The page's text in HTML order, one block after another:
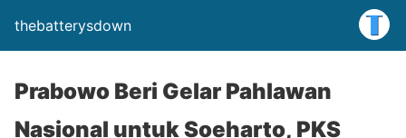
thebatterysdown
Prabowo Beri Gelar Pahlawan
Nasional untuk Soeharto, PKS